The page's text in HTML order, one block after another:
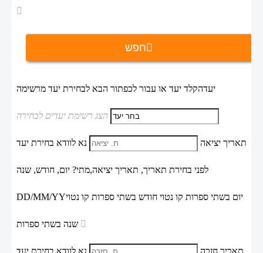
חפש
יעדהקלד יעד או עבור לכפתור הבא לבחירת יעד מרשימה
הצג רשימת יעדים לבחירה
תאריך יציאה נא לוודא בחירת יעד
לפני בחירת תאריך, תאריך יציאה,מתי? יום, חודש, שנה
DD/MM/YYיום בשתי ספרות קו נטוי חודש בשתי ספרות קו נטוי
תאריך חזרה נא לוודא בחירת יעד